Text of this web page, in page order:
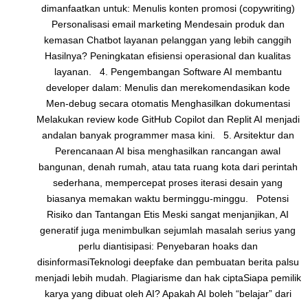
dimanfaatkan untuk: Menulis konten promosi (copywriting)
Personalisasi email marketing Mendesain produk dan
kemasan Chatbot layanan pelanggan yang lebih canggih
Hasilnya? Peningkatan efisiensi operasional dan kualitas
layanan. 4. Pengembangan Software AI membantu
developer dalam: Menulis dan merekomendasikan kode
Men-debug secara otomatis Menghasilkan dokumentasi
Melakukan review kode GitHub Copilot dan Replit AI menjadi
andalan banyak programmer masa kini. 5. Arsitektur dan
Perencanaan AI bisa menghasilkan rancangan awal
bangunan, denah rumah, atau tata ruang kota dari perintah
sederhana, mempercepat proses iterasi desain yang
biasanya memakan waktu berminggu-minggu. Potensi
Risiko dan Tantangan Etis Meski sangat menjanjikan, AI
generatif juga menimbulkan sejumlah masalah serius yang
perlu diantisipasi: Penyebaran hoaks dan
disinformasiTeknologi deepfake dan pembuatan berita palsu
menjadi lebih mudah. Plagiarisme dan hak ciptaSiapa pemilik
karya yang dibuat oleh AI? Apakah AI boleh “belajar” dari